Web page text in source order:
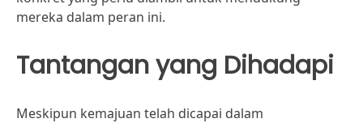
mereka dalam peran ini.
Tantangan yang Dihadapi
Meskipun kemajuan telah dicapai dalam